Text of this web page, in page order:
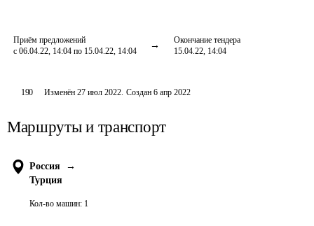
Приём предложений
с 06.04.22, 14:04 по 15.04.22, 14:04
Окончание тендера
15.04.22, 14:04
190 Изменён27 июл 2022. Создан 6 апр 2022
Маршруты и транспорт
Россия
→
Турция
Кол-во машин: 1